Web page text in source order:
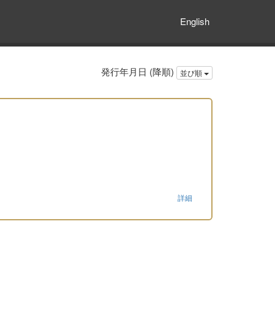
English
発行年月日 (降順) 並び順
詳細